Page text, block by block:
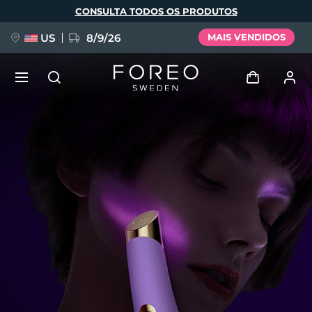
principal
CONSULTA TODOS OS PRODUTOS
US 8/9/26 MAIS VENDIDOS
Entrar
Perfil de usuário
Meus aparelhos
Meus pedidos
Meus endereços
As minhas subscrições
FAQ™ Pure Beauty-Tech Elixir
issa™ Teeth Whitening Set
English Deutsch
Français
Italiano
Português
Svenska
Русский
Türkçe
简体中文 繁體中文